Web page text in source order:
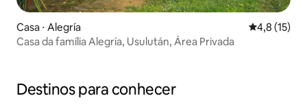
Casa ⋅ Alegría 4,8 de uma
4,8 (15)
Casa da família Alegría, Usulután, Área Privada
Destinos para conhecer